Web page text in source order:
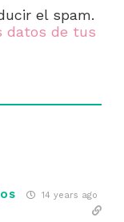
el spam.
datos de tus
14 years ago